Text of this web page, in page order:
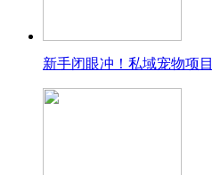
新手闭眼冲！私域宠物项目